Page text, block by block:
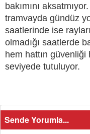
bakımını
tramvayda gündüz
saatlerinde ise
olmadığı saatlerde
hem hattın
seviyede tutuluyor.
Sende Yorumla...